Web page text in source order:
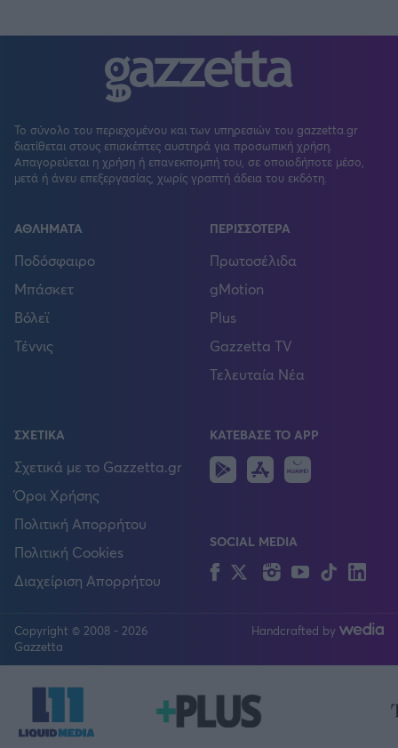
Το σύνολο του περιεχομένου και των υπηρεσιών του gazzetta.gr
διατίθεται στους επισκέπτες αυστηρά για προσωπική χρήση.
Απαγορεύεται η χρήση ή επανεκπομπή του, σε οποιοδήποτε μέσο,
μετά ή άνευ επεξεργασίας, χωρίς γραπτή άδεια του εκδότη.
ΑΘΛΗΜΑΤΑ
Ποδόσφαιρο
Μπάσκετ
Βόλεϊ
Τέννις
ΠΕΡΙΣΣΟΤΕΡΑ
Πρωτοσέλιδα
gMotion
Plus
Gazzetta TV
Τελευταία Νέα
ΣΧΕΤΙΚΑ
Σχετικά με το Gazzetta.gr
Όροι Χρήσης
Πολιτική Απορρήτου
Πολιτική Cookies
Διαχείριση Απορρήτου
ΚΑΤΕΒΑΣΕ ΤΟ APP
Android
IOS
SOCIAL MEDIA
FacebookTwitterInstagram
YouTubeTikTok
Copyright © 2008 - 2026
Gazzetta
Handcrafted by